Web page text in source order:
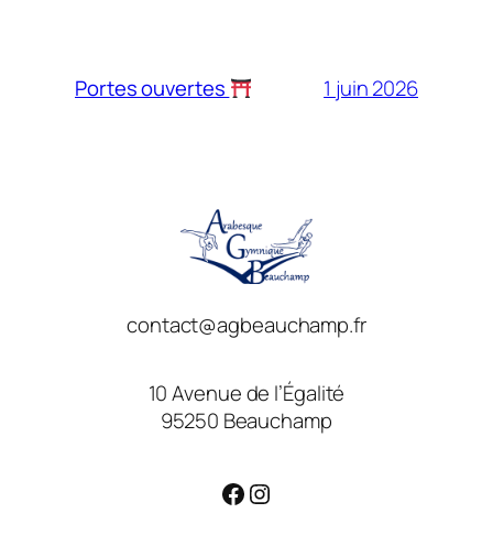
Portes ouvertes 1 juin 2026
contact@agbeauchamp.fr
10 Avenue de l’Égalité
95250 Beauchamp
Facebook
Instagram